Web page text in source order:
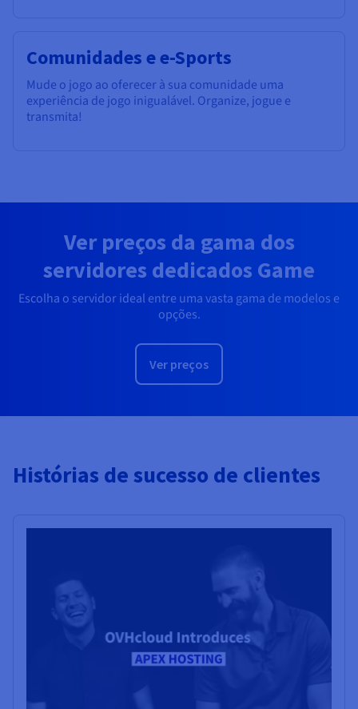
Comunidades e e-Sports
Mude o jogo ao oferecer à sua comunidade uma
experiência de jogo inigualável. Organize, jogue e
transmita!
Ver preços da gama dos
servidores dedicados Game
Escolha o servidor ideal entre uma vasta gama de modelos e
opções.
Ver preços
Histórias de sucesso de clientes